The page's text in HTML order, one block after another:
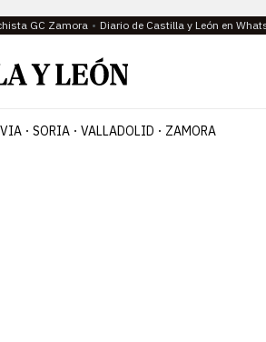
GC Zamora Diario de Castilla y León en
SORIA VALLADOLID ZAMORA